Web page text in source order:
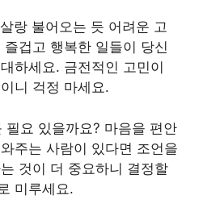
랑 불어오는 듯 어려운 고
겁고 행복한 일들이 당신
하세요. 금전적인 고민이
니 걱정 마세요.
요 있을까요? 마음을 편안
주는 사람이 있다면 조언을
것이 더 중요하니 결정할
미루세요.